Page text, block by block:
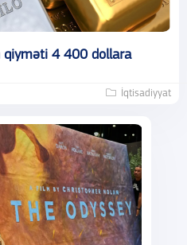
qiyməti 4 400 dollara
İqtisadiyyat